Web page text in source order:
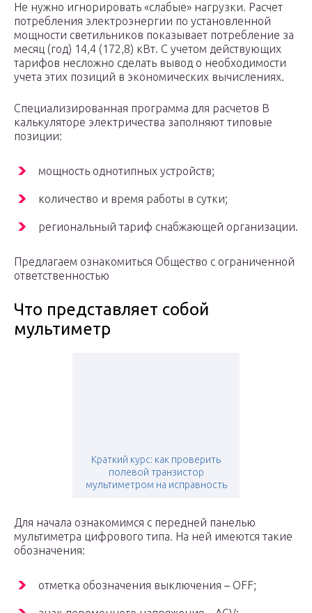
Не нужно игнорировать «слабые» нагрузки. Расчет
потребления электроэнергии по установленной
мощности светильников показывает потребление за
месяц (год) 14,4 (172,8) кВт. С учетом действующих
тарифов несложно сделать вывод о необходимости
учета этих позиций в экономических вычислениях.
Специализированная программа для расчетов В
калькуляторе электричества заполняют типовые
позиции:
мощность однотипных устройств;
количество и время работы в сутки;
региональный тариф снабжающей организации.
Предлагаем ознакомиться Общество с ограниченной
ответственностью
Что представляет собой
мультиметр
Краткий курс: как проверить
полевой транзистор
мультиметром на исправность
Для начала ознакомимся с передней панелью
мультиметра цифрового типа. На ней имеются такие
обозначения:
отметка обозначения выключения – OFF;